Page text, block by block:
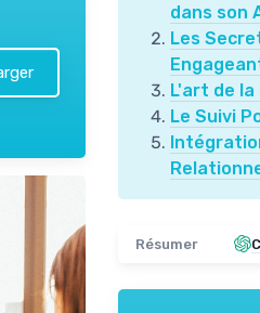
dans son
Les
L'art de
Le Suivi
Résumer